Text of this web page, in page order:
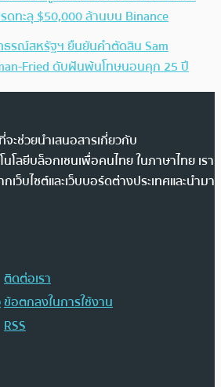
ดทะลุ $50,000 ล้านบน Binance
รณ์สหรัฐฯ ยืนยันคำตัดสิน Sam
Fried ดับฝันพ้นโทษนอนคุก 25 ปี
ะช่วยนำเสนอสารเกี่ยวกับ
โลยีบล็อกเชนเพื่อคนไทย ในภาษาไทย เรา
ว็บไซต์และเว็บบอร์ดต่างประเทศและนำมา
ติดต่อเรา
ข้อตกลงในการใช้งาน
RSS